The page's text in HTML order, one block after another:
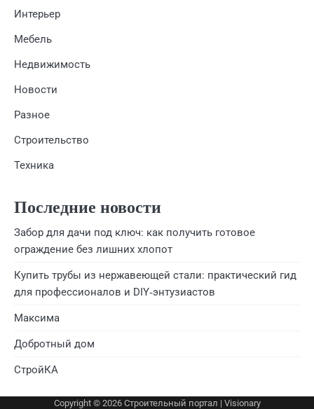
Интерьер
Мебель
Недвижимость
Новости
Разное
Строительство
Техника
Последние новости
Забор для дачи под ключ: как получить готовое
ограждение без лишних хлопот
Купить трубы из нержавеющей стали: практический гид
для профессионалов и DIY‑энтузиастов
Максима
Добротный дом
СтройКА
Copyright © 2026 Строительный портал | Visionary